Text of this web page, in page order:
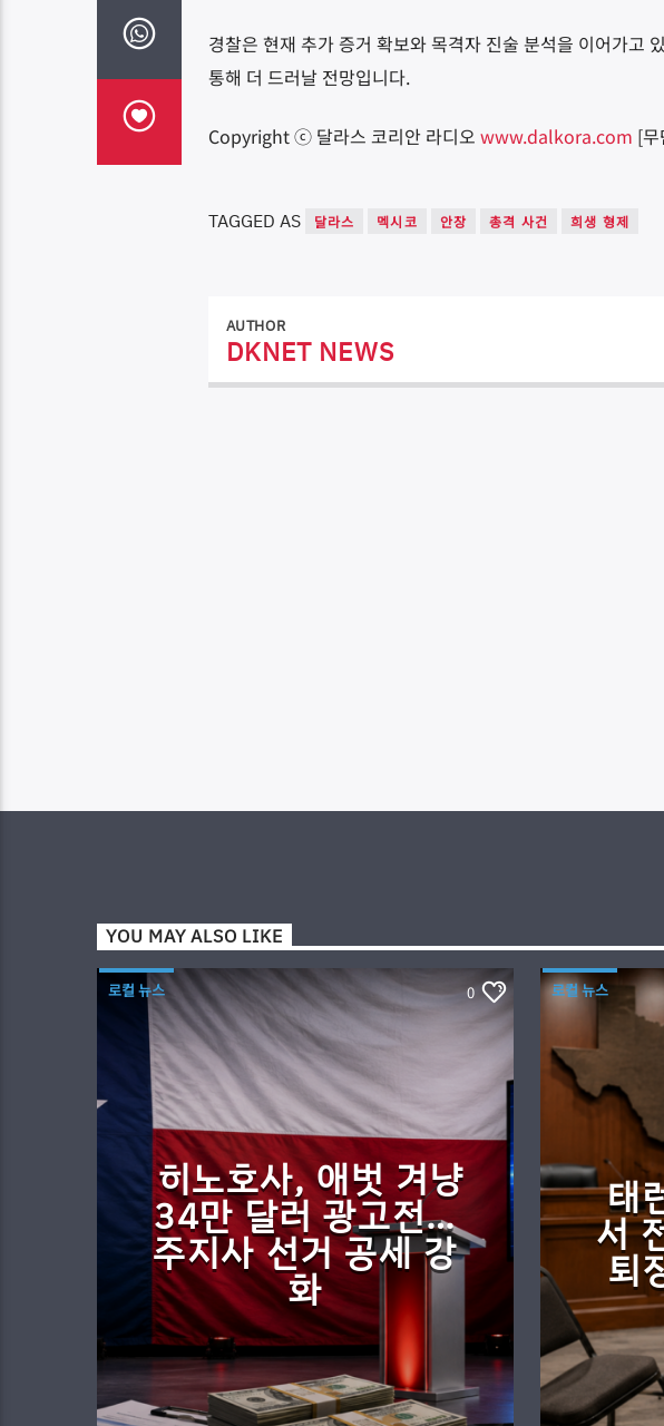
경찰은 현재 추가 증거 확보와 목격자 진술 분석을 이어가고
통해 더 드러날 전망입니다.
Copyright ⓒ 달라스 코리안 라디오 www.dalkora.com [
TAGGED AS 달라스 멕시코 안장 총격 사건 희생 형제
AUTHOR
DKNET NEWS
YOU MAY ALSO LIKE
로컬 뉴스 0
히노호사, 애벗 겨냥
34만 달러 광고전…
주지사 선거 공세 강
화
로컬 뉴스
태
서
퇴